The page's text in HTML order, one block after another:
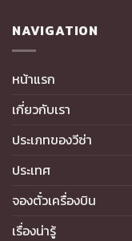
NAVIGATION
หน้าแรก
เกี่ยวกับเรา
ประเภทของวีซ่า
ประเทศ
จองตั๋วเครื่องบิน
เรื่องน่ารู้